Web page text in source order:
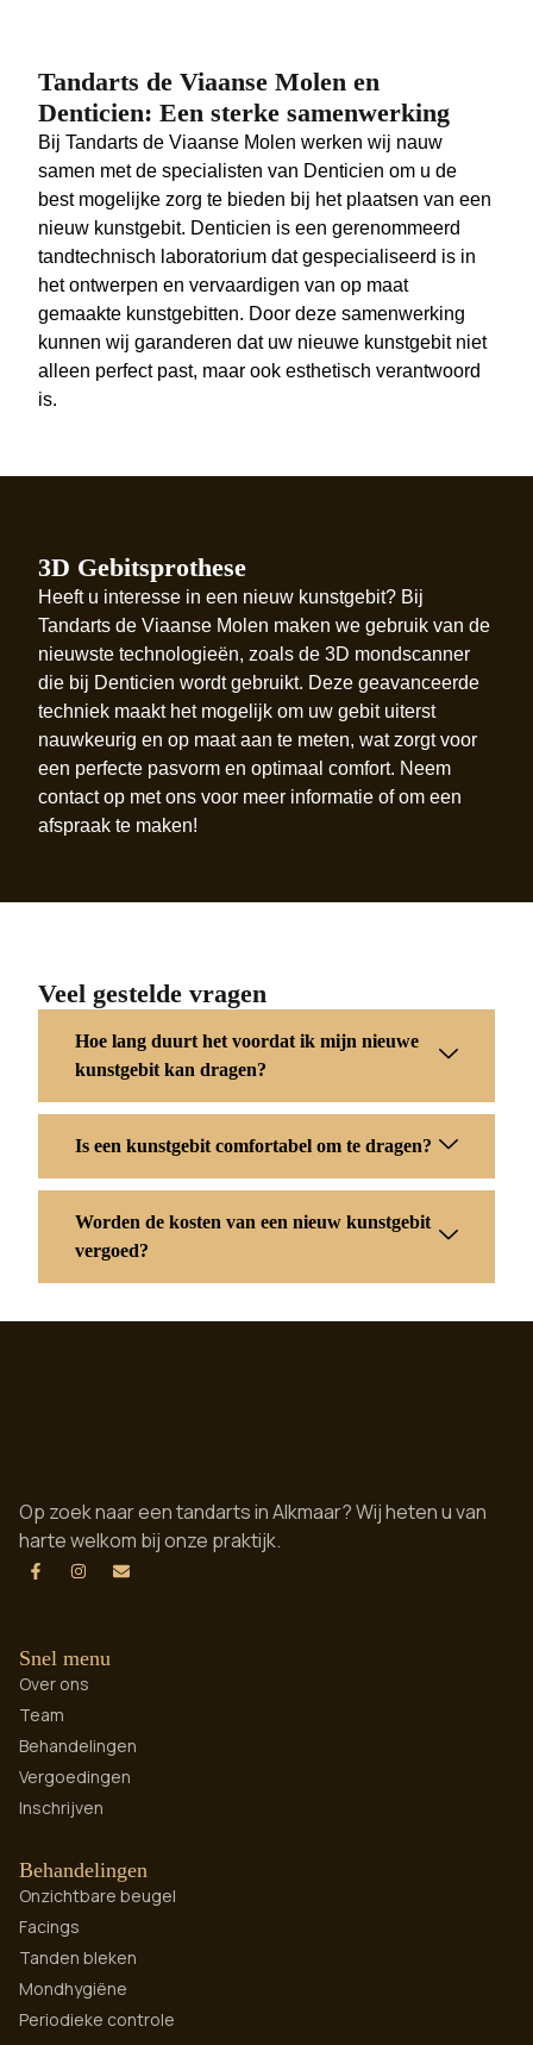
Tandarts de Viaanse Molen en
Denticien: Een sterke samenwerking
Bij Tandarts de Viaanse Molen werken wij nauw
samen met de specialisten van Denticien om u de
best mogelijke zorg te bieden bij het plaatsen van een
nieuw kunstgebit. Denticien is een gerenommeerd
tandtechnisch laboratorium dat gespecialiseerd is in
het ontwerpen en vervaardigen van op maat
gemaakte kunstgebitten. Door deze samenwerking
kunnen wij garanderen dat uw nieuwe kunstgebit niet
alleen perfect past, maar ook esthetisch verantwoord
is.
3D Gebitsprothese
Heeft u interesse in een nieuw kunstgebit? Bij
Tandarts de Viaanse Molen maken we gebruik van de
nieuwste technologieën, zoals de 3D mondscanner
die bij Denticien wordt gebruikt. Deze geavanceerde
techniek maakt het mogelijk om uw gebit uiterst
nauwkeurig en op maat aan te meten, wat zorgt voor
een perfecte pasvorm en optimaal comfort. Neem
contact op met ons voor meer informatie of om een
afspraak te maken!
Veel gestelde vragen
Hoe lang duurt het voordat ik mijn nieuwe
kunstgebit kan dragen?
Is een kunstgebit comfortabel om te dragen?
Worden de kosten van een nieuw kunstgebit
vergoed?
Op zoek naar een tandarts in Alkmaar? Wij heten u van
harte welkom bij onze praktijk.
Snel menu
Over ons
Team
Behandelingen
Vergoedingen
Inschrijven
Behandelingen
Onzichtbare beugel
Facings
Tanden bleken
Mondhygiëne
Periodieke controle